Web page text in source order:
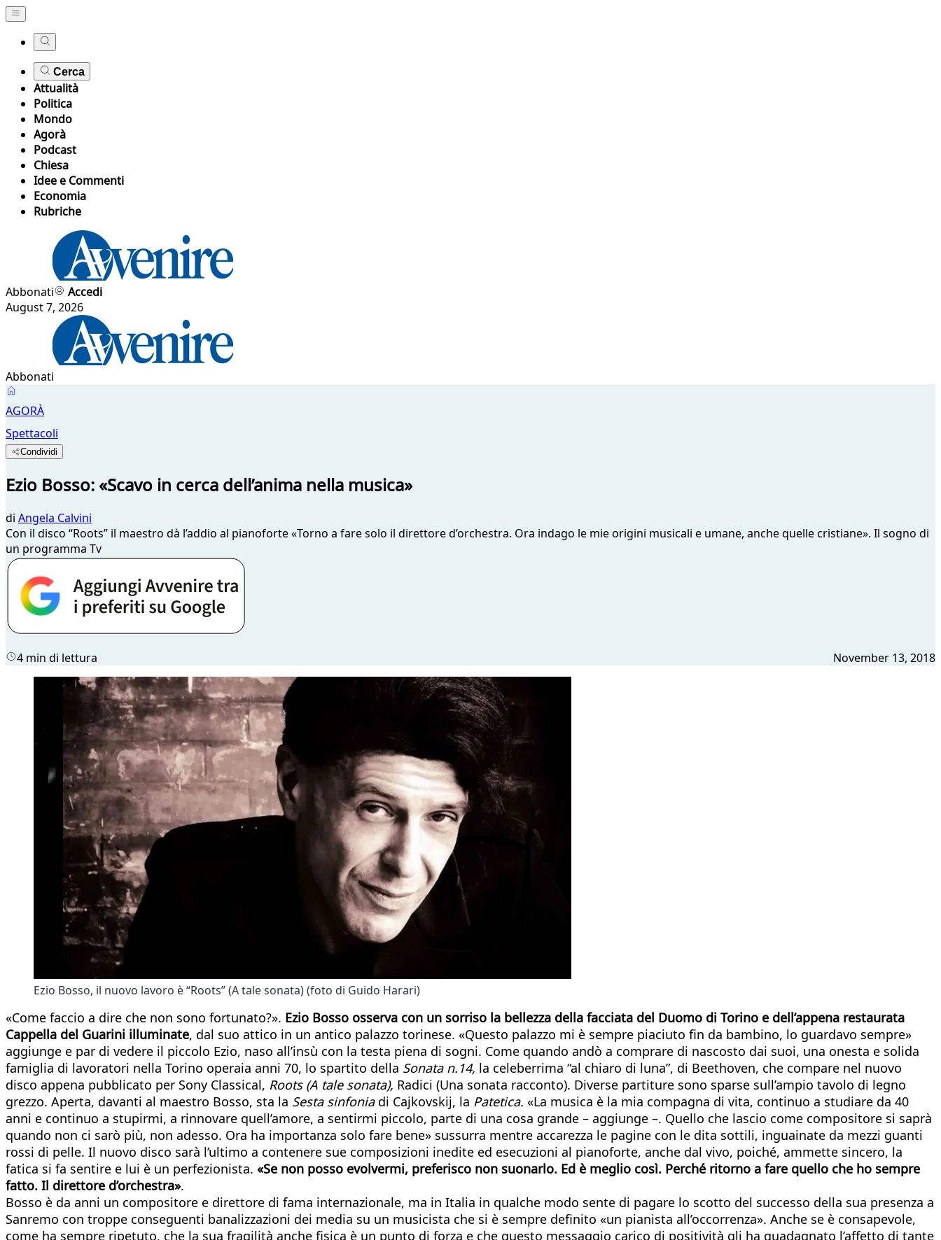
Cerca
Attualità
Politica
Mondo
Agorà
Podcast
Chiesa
Idee e Commenti
Economia
Rubriche
Abbonati
Accedi
August 7, 2026
Abbonati
AGORÀ
Spettacoli
Condividi
Ezio Bosso: «Scavo in cerca dell’anima nella musica»
di Angela Calvini
Con il disco “Roots” il maestro dà l’addio al pianoforte «Torno a fare solo il direttore d’orchestra. Ora indago le mie origini musicali e umane, anche quelle cristiane». Il sogno di
un programma Tv
4 min di lettura November 13, 2018
Ezio Bosso, il nuovo lavoro è “Roots” (A tale sonata) (foto di Guido Harari)
«Come faccio a dire che non sono fortunato?». Ezio Bosso osserva con un sorriso la bellezza della facciata del Duomo di Torino e dell’appena restaurata
Cappella del Guarini illuminate, dal suo attico in un antico palazzo torinese. «Questo palazzo mi è sempre piaciuto fin da bambino, lo guardavo sempre»
aggiunge e par di vedere il piccolo Ezio, naso all’insù con la testa piena di sogni. Come quando andò a comprare di nascosto dai suoi, una onesta e solida
famiglia di lavoratori nella Torino operaia anni 70, lo spartito della Sonata n.14, la celeberrima “al chiaro di luna”, di Beethoven, che compare nel nuovo
disco appena pubblicato per Sony Classical, Roots (A tale sonata), Radici (Una sonata racconto). Diverse partiture sono sparse sull’ampio tavolo di legno
grezzo. Aperta, davanti al maestro Bosso, sta la Sesta sinfoniadi Cajkovskij, la Patetica. «La musica è la mia compagna di vita, continuo a studiare da 40
anni e continuo a stupirmi, a rinnovare quell’amore, a sentirmi piccolo, parte di una cosa grande – aggiunge –. Quello che lascio come compositore si saprà
quando non ci sarò più, non adesso. Ora ha importanza solo fare bene» sussurra mentre accarezza le pagine con le dita sottili, inguainate da mezzi guanti
rossi di pelle. Il nuovo disco sarà l’ultimo a contenere sue composizioni inedite ed esecuzioni al pianoforte, anche dal vivo, poiché, ammette sincero, la
fatica si fa sentire e lui è un perfezionista. «Se non posso evolvermi, preferisco non suonarlo. Ed è meglio così. Perché ritorno a fare quello che ho sempre
fatto. Il direttore d’orchestra».
Bosso è da anni un compositore e direttore di fama internazionale, ma in Italia in qualche modo sente di pagare lo scotto del successo della sua presenza a
Sanremo con troppe conseguenti banalizzazioni dei media su un musicista che si è sempre definito «un pianista all’occorrenza». Anche se è consapevole,
come ha sempre ripetuto, che la sua fragilità anche fisica è un punto di forza e che questo messaggio carico di positività gli ha guadagnato l’affetto di tante